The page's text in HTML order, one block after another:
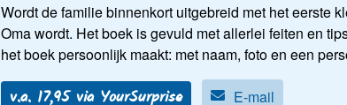
Wordt de familie binnenkort uitgebreid met het eerste
Oma wordt. Het boek is gevuld met allerlei feiten en
het boek persoonlijk maakt: met naam, foto en een
v.a. 17,95 via YourSurprise E-mail